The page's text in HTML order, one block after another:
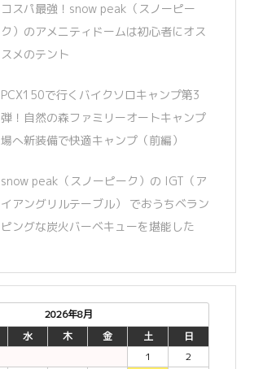
コスパ最強！snow peak（スノーピー
ク）のアメニティドームは初心者にオス
スメのテント
PCX150で行くバイクソロキャンプ第3
弾！自然の森ファミリーオートキャンプ
場へ新装備で快適キャンプ（前編）
snow peak（スノーピーク）の IGT（ア
イアングリルテーブル） でおうちベラン
ピングな炭火バーベキューを堪能した
2026年8月
水 木 金 土
日
1
2